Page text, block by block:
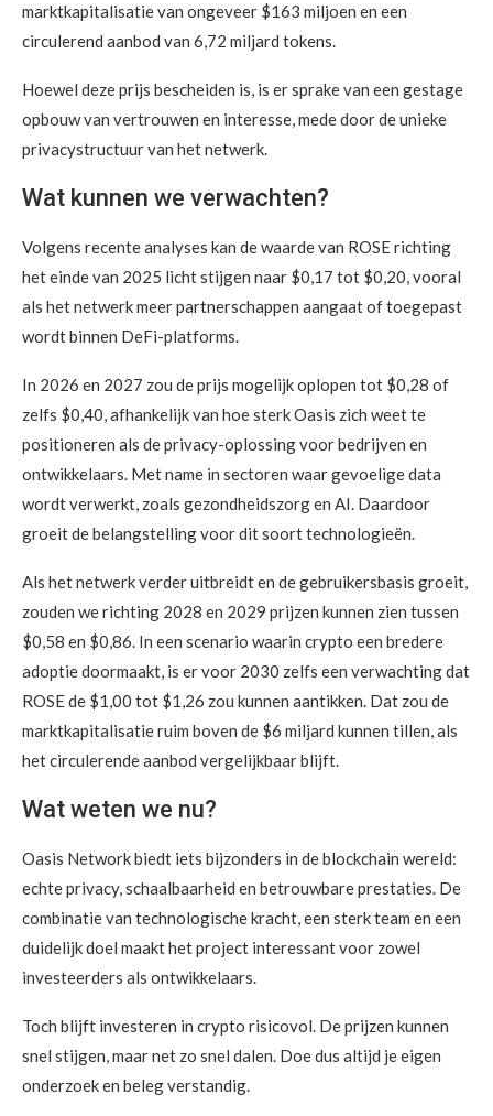
marktkapitalisatie van ongeveer $163 miljoen en een
circulerend aanbod van 6,72 miljard tokens.
Hoewel deze prijs bescheiden is, is er sprake van een gestage
opbouw van vertrouwen en interesse, mede door de unieke
privacystructuur van het netwerk.
Wat kunnen we verwachten?
Volgens recente analyses kan de waarde van ROSE richting
het einde van 2025 licht stijgen naar $0,17 tot $0,20, vooral
als het netwerk meer partnerschappen aangaat of toegepast
wordt binnen DeFi-platforms.
In 2026 en 2027 zou de prijs mogelijk oplopen tot $0,28 of
zelfs $0,40, afhankelijk van hoe sterk Oasis zich weet te
positioneren als de privacy-oplossing voor bedrijven en
ontwikkelaars. Met name in sectoren waar gevoelige data
wordt verwerkt, zoals gezondheidszorg en AI. Daardoor
groeit de belangstelling voor dit soort technologieën.
Als het netwerk verder uitbreidt en de gebruikersbasis groeit,
zouden we richting 2028 en 2029 prijzen kunnen zien tussen
$0,58 en $0,86. In een scenario waarin crypto een bredere
adoptie doormaakt, is er voor 2030 zelfs een verwachting dat
ROSE de $1,00 tot $1,26 zou kunnen aantikken. Dat zou de
marktkapitalisatie ruim boven de $6 miljard kunnen tillen, als
het circulerende aanbod vergelijkbaar blijft.
Wat weten we nu?
Oasis Network biedt iets bijzonders in de blockchain wereld:
echte privacy, schaalbaarheid en betrouwbare prestaties. De
combinatie van technologische kracht, een sterk team en een
duidelijk doel maakt het project interessant voor zowel
investeerders als ontwikkelaars.
Toch blijft investeren in crypto risicovol. De prijzen kunnen
snel stijgen, maar net zo snel dalen. Doe dus altijd je eigen
onderzoek en beleg verstandig.